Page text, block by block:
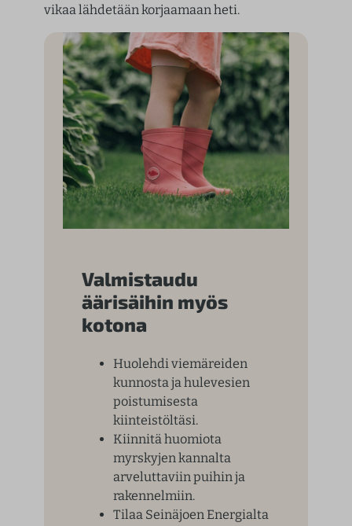
vikaa lähdetään korjaamaan heti.
Valmistaudu
äärisäihin myös
kotona
Huolehdi viemäreiden
kunnosta ja hulevesien
poistumisesta
kiinteistöltäsi.
Kiinnitä huomiota
myrskyjen kannalta
arveluttaviin puihin ja
rakennelmiin.
Tilaa Seinäjoen Energialta